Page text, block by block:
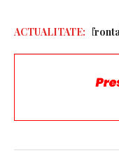
ACTUALITATE: